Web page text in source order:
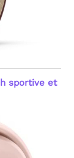
sportive et